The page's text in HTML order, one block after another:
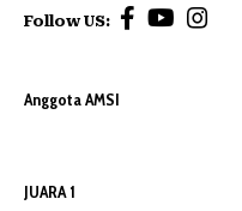
Follow US:
Anggota AMSI
JUARA 1